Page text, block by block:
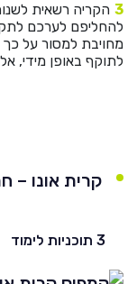
הקריה רשאית
להחליפם לערכם
מחויבת למסור על כך
לתוקף באופן מידי,
קרית אונו –
3 תוכניות לימוד